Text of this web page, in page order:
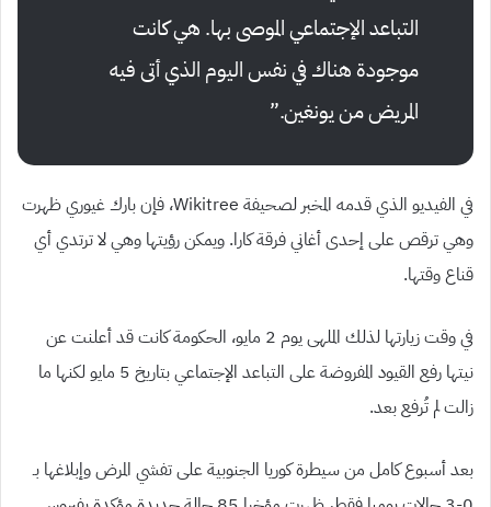
التباعد الإجتماعي الموصى بها. هي كانت
موجودة هناك في نفس اليوم الذي أتى فيه
المريض من يونغين.”
في الفيديو الذي قدمه المخبر لصحيفة Wikitree، فإن بارك غيوري ظهرت
وهي ترقص على إحدى أغاني فرقة كارا. ويمكن رؤيتها وهي لا ترتدي أي
قناع وقتها.
في وقت زيارتها لذلك الملهى يوم 2 مايو، الحكومة كانت قد أعلنت عن
نيتها رفع القيود المفروضة على التباعد الإجتماعي بتاريخ 5 مايو لكنها ما
زالت لم تُرفع بعد.
بعد أسبوع كامل من سيطرة كوريا الجنوبية على تفشي المرض وإبلاغها بـ